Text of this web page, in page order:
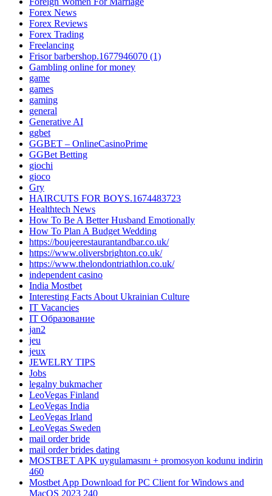
Forex News
Forex Reviews
Forex Trading
Freelancing
Frisor barbershop.1677946070 (1)
Gambling online for money
game
games
gaming
general
Generative AI
ggbet
GGBET – OnlineCasinoPrime
GGBet Betting
giochi
gioco
Gry
HAIRCUTS FOR BOYS.1674483723
Healthtech News
How To Be A Better Husband Emotionally
How To Plan A Budget Wedding
https://boujeerestaurantandbar.co.uk/
https://www.oliversbrighton.co.uk/
https://www.thelondontriathlon.co.uk/
independent casino
India Mostbet
Interesting Facts About Ukrainian Culture
IT Vacancies
IT Образование
jan2
jeu
jeux
JEWELRY TIPS
Jobs
legalny bukmacher
LeoVegas Finland
LeoVegas India
LeoVegas Irland
LeoVegas Sweden
mail order bride
mail order brides dating
MOSTBET APK uygulamasını + promosyon kodunu indirin
460
Mostbet App Download for PC Client for Windows and
MacOS 2023 240